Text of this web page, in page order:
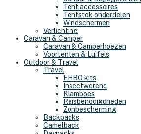
Tent accessoires
Tentstok onderdelen
Windschermen
Verlichting
Caravan & Camper
Caravan & Camperhoezen
Voortenten & Luifels
Outdoor & Travel
Travel
EHBO kits
Insectwerend
Klamboes
Reisbenodigdheden
Zonbescherming
Backpacks
Camelback